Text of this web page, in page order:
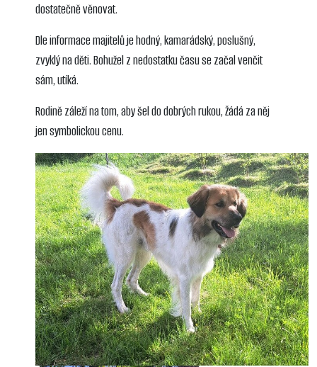
dostatečně věnovat.
Dle informace majitelů je hodný, kamarádský, poslušný,
zvyklý na děti. Bohužel z nedostatku času se začal venčit
sám, utíká.
Rodině záleží na tom, aby šel do dobrých rukou, Žádá za něj
jen symbolickou cenu.